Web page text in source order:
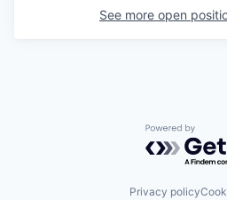
See more open
Powered by
Privacy policy